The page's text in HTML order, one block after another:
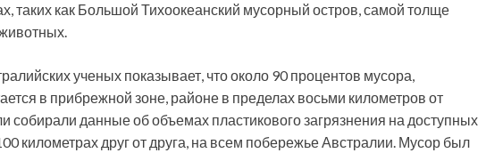
таких как Большой Тихоокеанский мусорный остров, самой толще
ученых показывает, что около 90 процентов мусора,
в прибрежной зоне, районе в пределах восьми километров от
собирали данные об объемах пластикового загрязнения на доступных
километрах друг от друга, на всем побережье Австралии. Мусор был